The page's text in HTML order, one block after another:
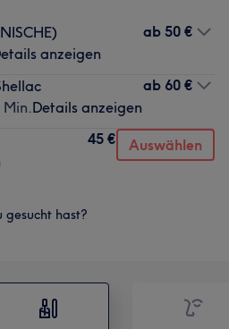
anzeigen
ab 50 €
Min.Details anzeigen
ab 60 €
45 € Auswählen
hast?